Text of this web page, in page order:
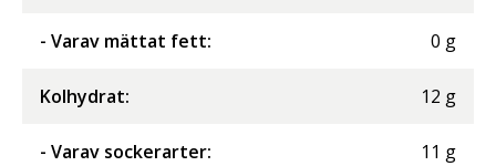
- Varav mättat fett: 0 g
Kolhydrat: 12 g
- Varav sockerarter: 11 g